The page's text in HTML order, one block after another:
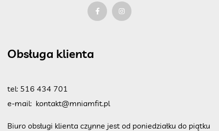
Obsługa klienta
tel: 516 434 701
e-mail: kontakt@mniamfit.pl
Biuro obsługi klienta czynne jest od poniedziałku do piątku